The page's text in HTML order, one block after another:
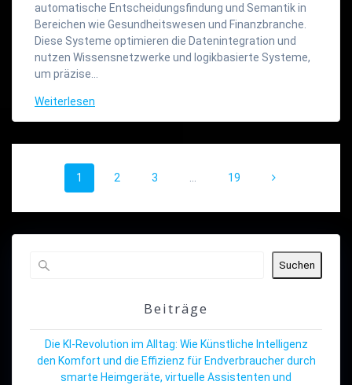
automatische Entscheidungsfindung und Semantik in
Bereichen wie Gesundheitswesen und Finanzbranche.
Diese Systeme optimieren die Datenintegration und
nutzen Wissensnetzwerke und logikbasierte Systeme,
um präzise…
Weiterlesen
Beitragsnavigation
Seite
1 Seite
2 Seite
3 Seite
19
Suchen
Beiträge
Die KI-Revolution im Alltag: Wie Künstliche Intelligenz
den Komfort und die Effizienz für Endverbraucher durch
smarte Heimgeräte, virtuelle Assistenten und